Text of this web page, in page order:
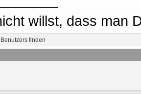
willst, dass man